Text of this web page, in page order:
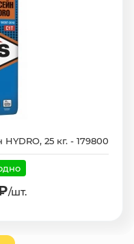
25 кг. - 179800
/шт.